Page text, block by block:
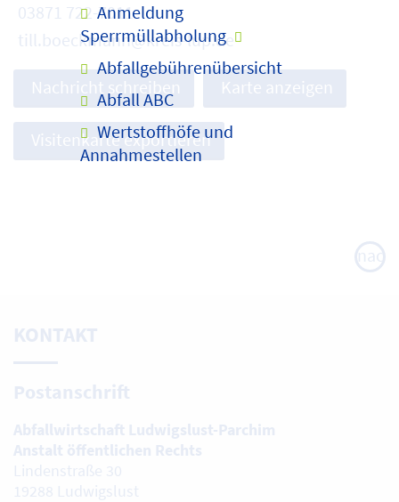
Anmeldung
Sperrmüllabholung
Abfallgebührenübersicht
Abfall ABC
Wertstoffhöfe und
Annahmestellen
03871 722-7011
till.boeckmann@kreis-lup.de
Nachricht schreiben Karte anzeigen
Visitenkarte exportieren
nach
oben
KONTAKT
Postanschrift
Abfallwirtschaft Ludwigslust-Parchim
Anstalt öffentlichen Rechts
Lindenstraße 30
19288 Ludwigslust